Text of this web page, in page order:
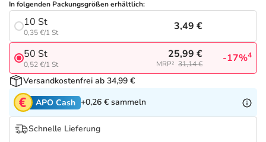
Tierapotheke
Vitamine & Mineralstoffe
Marken
Salus Deals
In folgenden Packungsgrößen erhältlich:
10 St
0,35 €/1 St
3,49 €
50 St
0,52 €/1 St
25,99 €
MRP² 31,14 € -17%4
Versandkostenfrei ab 34,99 €
APO Cash +0,26 € sammeln
Schnelle Lieferung